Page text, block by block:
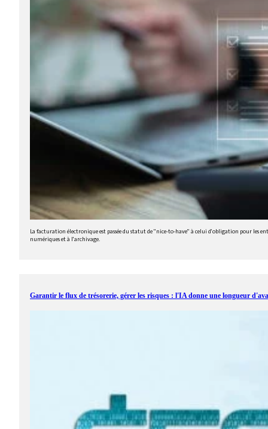
La facturation électronique est passée du statut de "nice-to-have" à celui d'obligation pour les
numériques et à l'archivage.
Garantir le flux de trésorerie, gérer les risques : l'IA donne une longueur